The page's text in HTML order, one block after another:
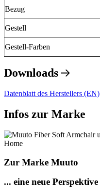
Bezug
Gestell
Gestell-Farben
Downloads
Datenblatt des Herstellers (EN)
Infos zur Marke
Zur Marke Muuto
... eine neue Perspektive